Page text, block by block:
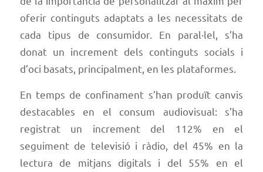
oferir continguts adaptats a les necessitats de
cada tipus de consumidor. En paral·lel, s’ha
donat un increment dels continguts socials i
d’oci basats, principalment, en les plataformes.
En temps de confinament s’han produït canvis
destacables en el consum audiovisual: s’ha
registrat un increment del 112% en el
seguiment de televisió i ràdio, del 45% en la
lectura de mitjans digitals i del 55% en el